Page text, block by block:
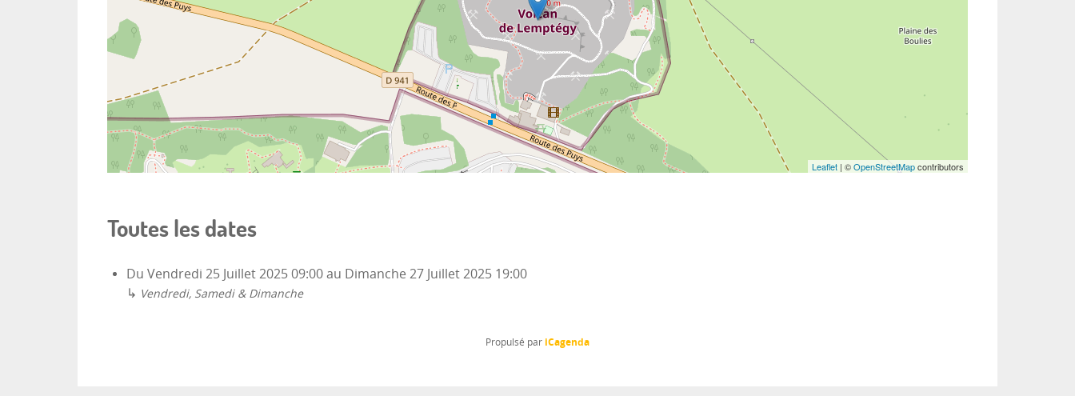
Leaflet | ©OpenStreetMapcontributors
Toutes les dates
Du Vendredi 25 Juillet 2025 09:00 au Dimanche 27 Juillet 2025 19:00
↳ Vendredi, Samedi & Dimanche
Propulsé par iCagenda